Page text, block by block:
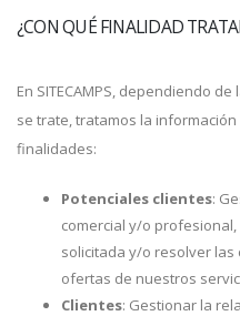
¿CON QUÉ FINALIDAD
En SITECAMPS, dependiendo
se trate, tratamos la
finalidades:
Potenciales clientes:
comercial y/o
solicitada y/o resolver
ofertas de nuestros
Clientes: Gestionar la